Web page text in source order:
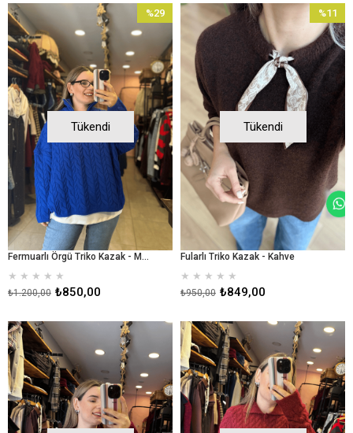
Tükendi
Fermuarlı Örgü Triko Kazak - Mavi
★ ★ ★ ★ ★
₺850,00
₺1.200,00
%29
İndirim
%29İndirim
Tükendi
Fularlı Triko Kazak - Kahve
★ ★ ★ ★ ★
₺849,00
₺950,00
%11
İndirim